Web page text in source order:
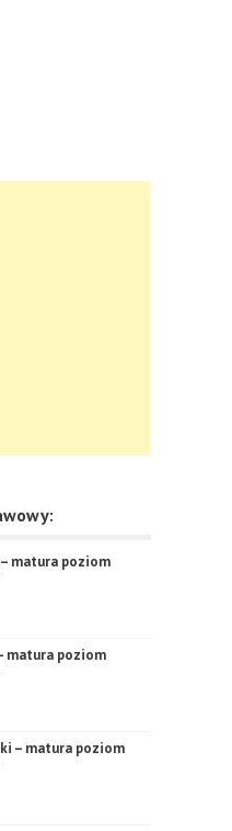
matura poziom
matura poziom
– matura poziom